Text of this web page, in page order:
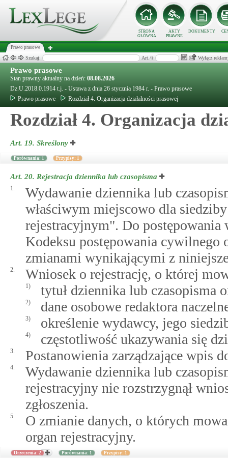
STRONA
GŁÓWNA
AKTY
PRAWNE
DOKUMENTY
Prawo prasowe
Szukaj: Art./§ Wyłącz
Prawo prasowe
Stan prawny aktualny na dzień: 08.08.2026
Dz.U.2018.0.1914 t.j. - Ustawa z dnia 26 stycznia 1984 r. - Prawo prasowe
Prawo prasowe
Rozdział 4. Organizacja działalności prasowej
Rozdział 4. Organizacja
Art. 19. Skreślony
Porównania: 1 Przypisy: 1
Art. 20. Rejestracja dziennika lub czasopisma
1.
Wydawanie dziennika lub
właściwym miejscowo dla
rejestracyjnym". Do postępowania
Kodeksu postępowania cywilnego
zmianami wynikającymi z
2. Wniosek o rejestrację, o której
1) tytuł dziennika lub czasopisma
2) dane osobowe redaktora
3) określenie wydawcy, jego
4) częstotliwość ukazywania się
3. Postanowienia zarządzające wpis
4.
Wydawanie dziennika lub
rejestracyjny nie rozstrzygnął
zgłoszenia.
5.
O zmianie danych, o których
organ rejestracyjny.
Orzeczenia: 2 Porównania: 1 Przypisy: 1